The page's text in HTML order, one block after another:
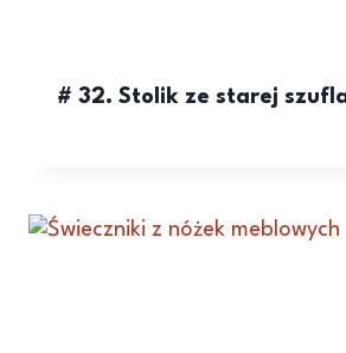
# 32. Stolik ze starej